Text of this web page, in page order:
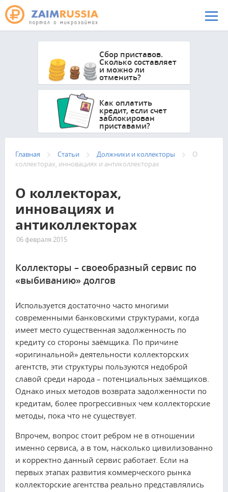
Перейти к основному содержанию
Сбор приставов.
Сколько составляет
и можно ли
отменить?
Как оплатить
кредит, если счет
заблокирован
приставами?
Главная Статьи Должники и коллекторы
О
коллекторах, инновациях и антиколлекторах
О коллекторах,
инновациях и
антиколлекторах
06 февраля 2015
Коллекторы – своеобразный сервис по
«выбиванию» долгов
Используется достаточно часто многими
современными банковскими структурами, когда
имеет место существенная задолженность по
кредиту со стороны заёмщика. По причине
«оригинальной» деятельности коллекторских
агентств, эти структуры пользуются недоброй
славой среди народа – потенциальных заёмщиков.
Однако иных методов возврата задолженности по
кредитам, более прогрессивных чем коллекторские
методы, пока что не существует.
Впрочем, вопрос стоит ребром не в отношении
именно сервиса, а в том, насколько цивилизованно
и корректно данный сервис работает. Если на
первых этапах развития коммерческого рынка
коллекторские агентства реально представлялись